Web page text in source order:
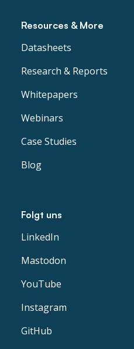
Resources & More
Datasheets
Research & Reports
Whitepapers
Webinars
Case Studies
Blog
Folgt uns
LinkedIn
Mastodon
YouTube
Instagram
GitHub